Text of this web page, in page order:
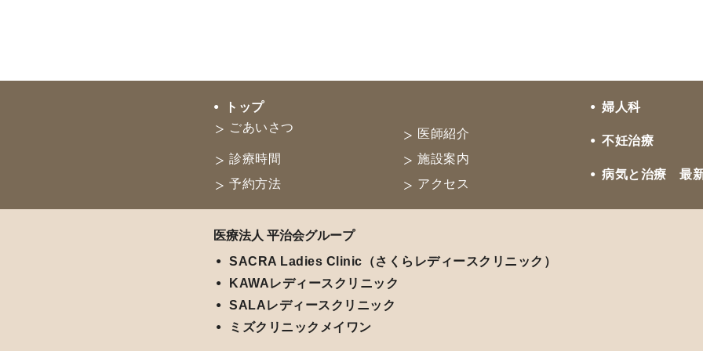
トップ
ごあいさつ
医師紹介
診療時間
施設案内
予約方法
アクセス
婦人科
不妊治療
病気と治療 最
医療法人 平治会グループ
SACRA Ladies Clinic （さくらレディースクリニック）
KAWAレディースクリニック
SALAレディースクリニック
ミズクリニックメイワン